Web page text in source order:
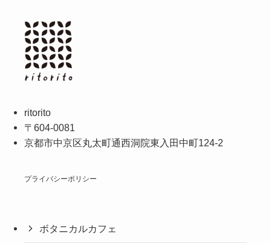
ritorito
〒604-0081
京都市中京区丸太町通西洞院東入田中町124-2
プライバシーポリシー
ボタニカルカフェ